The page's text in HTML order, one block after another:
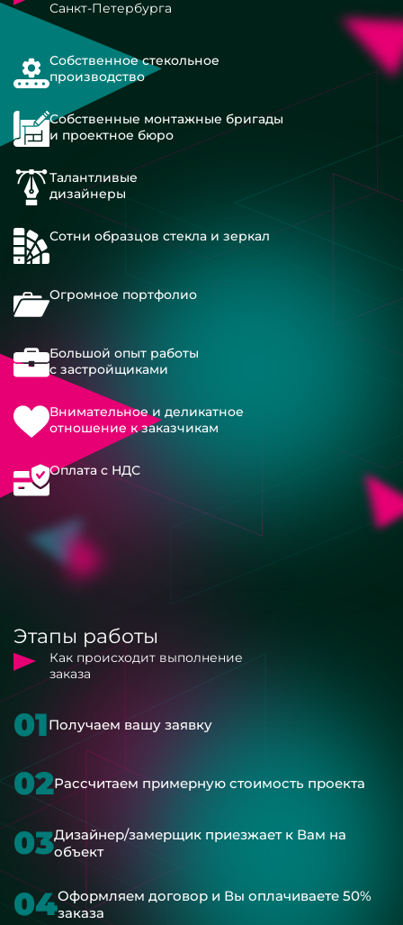
Санкт-Петербурга
Собственное стекольное
производство
Собственные монтажные бригады
и проектное бюро
Талантливые
дизайнеры
Сотни образцов стекла и зеркал
Огромное портфолио
Большой опыт работы
с застройщиками
Внимательное и деликатное
отношение к заказчикам
Оплата с НДС
Этапы работы
Как происходит выполнение
заказа
01Получаем вашу заявку
02Рассчитаем примерную стоимость проекта
03Дизайнер/замерщик приезжает к Вам на
объект
04Оформляем договор и Вы оплачиваете 50%
заказа